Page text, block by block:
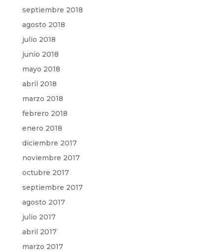
septiembre 2018
agosto 2018
julio 2018
junio 2018
mayo 2018
abril 2018
marzo 2018
febrero 2018
enero 2018
diciembre 2017
noviembre 2017
octubre 2017
septiembre 2017
agosto 2017
julio 2017
abril 2017
marzo 2017